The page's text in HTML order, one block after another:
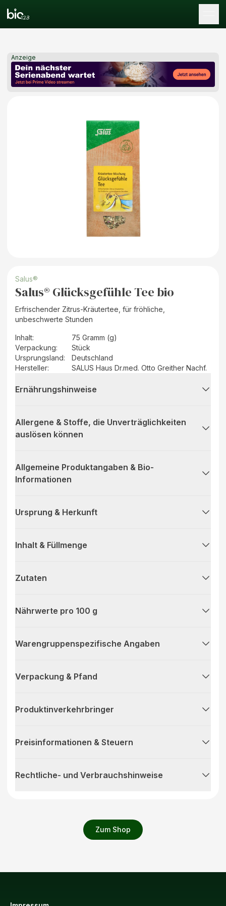
Anzeige
Zum Shop
Salus®
Salus® Glücksgefühle Tee bio
Erfrischender Zitrus-Kräutertee, für fröhliche,
unbeschwerte Stunden
Inhalt:
75 Gramm (g)
Verpackung:
Stück
Ursprungsland:
Deutschland
Hersteller: SALUS Haus Dr.med. Otto Greither Nachf.
Ernährungshinweise
Allergene & Stoffe, die Unverträglichkeiten
auslösen können
Allgemeine Produktangaben & Bio-
Informationen
Ursprung & Herkunft
Inhalt & Füllmenge
Zutaten
Nährwerte pro 100 g
Warengruppenspezifische Angaben
Verpackung & Pfand
Produktinverkehrbringer
Preisinformationen & Steuern
Rechtliche- und Verbrauchshinweise